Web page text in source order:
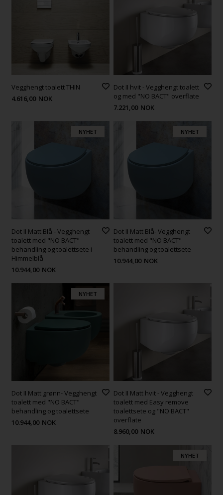
Vegghengt toalett THIN
4.616,00 NOK
Dot II hvit - Vegghengt toalett
og med "NO BACT" overflate
7.221,00 NOK
NYHET
Dot II Matt Blå - Vegghengt
toalett med "NO BACT"
behandling og toalettsete i
Himmelblå
10.944,00 NOK
NYHET
Dot II Matt Blå- Vegghengt
toalett med "NO BACT"
behandling og toalettsete
10.944,00 NOK
NYHET
Dot II Matt grønn- Vegghengt
toalett med "NO BACT"
behandling og toalettsete
10.944,00 NOK
Dot II Matt hvit - Vegghengt
toalett med Easy remove
toalettsete og "NO BACT"
overflate
8.960,00 NOK
NYHET